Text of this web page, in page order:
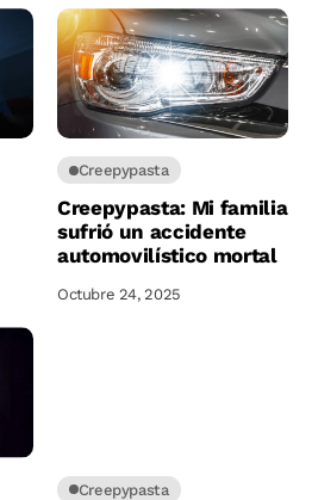
Creepypasta
Creepypasta: Mi familia
sufrió un accidente
automovilístico mortal
Octubre 24, 2025
Creepypasta